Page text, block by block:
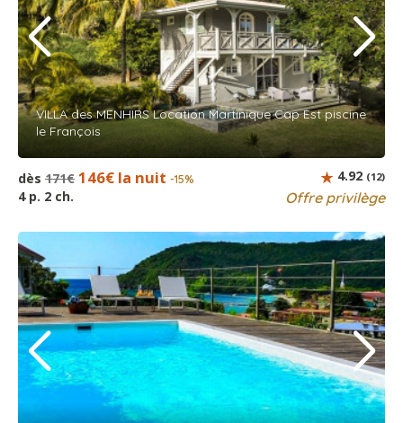
VILLA des MENHIRS Location Martinique Cap Est piscine
le François
dès 171€ 146€ la nuit -15%
4 p. 2 ch. Offre privilège
4.92 (12)